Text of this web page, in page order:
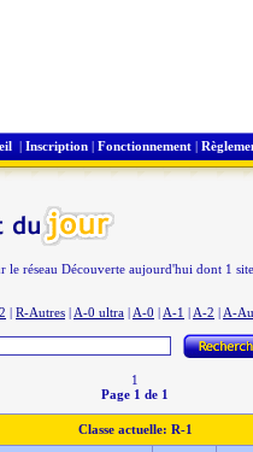
| Inscription | Fonctionnement |
le réseau Découverte aujourd'hui dont 1
| R-Autres | A-0 ultra | A-0 | A-1 | A-2 | A-
1
Page 1 de 1
Classe actuelle: R-1